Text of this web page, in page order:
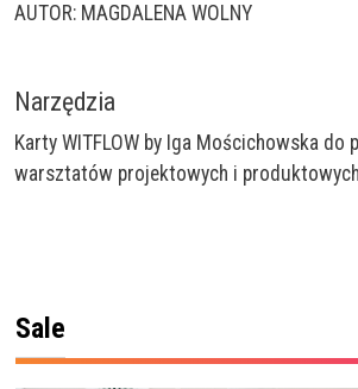
AUTOR: MAGDALENA WOLNY
Narzędzia
Karty WITFLOW by Iga Mościchowska do
warsztatów projektowych i
Sale